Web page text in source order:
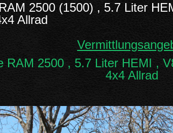
2500 (1500) , 5.7 Liter
Allrad
RAM 2500 , 5.7 Liter HEMI ,
4x4 Allrad